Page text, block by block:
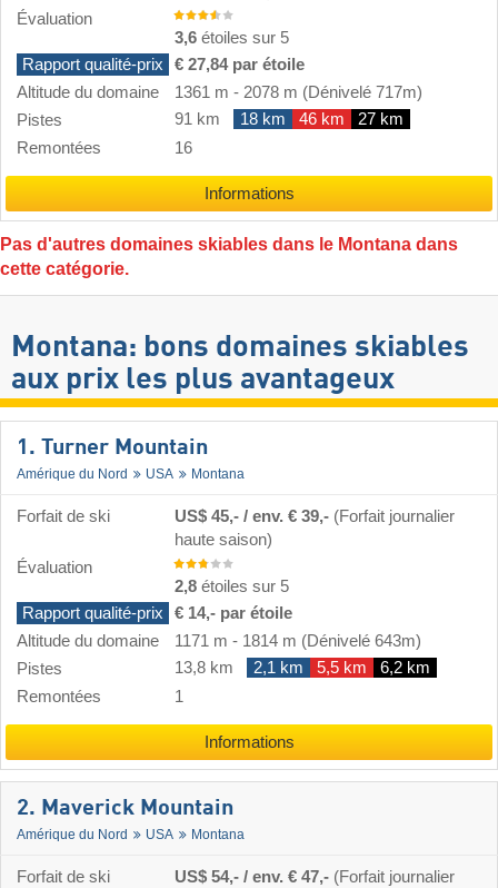
Évaluation
3,6 étoiles sur 5
Rapport qualité-prix
€ 27,84 par étoile
Altitude du domaine
1361 m - 2078 m (Dénivelé 717m)
Pistes
91 km 18 km 46 km
27 km
Remontées
16
Informations
Pas d'autres domaines skiables dans le Montana dans
cette catégorie.
Montana: bons domaines skiables
aux prix les plus avantageux
1. Turner Mountain
Amérique du Nord USA Montana
Forfait de ski US$ 45,- / env. € 39,- (Forfait journalier
haute saison)
Évaluation
2,8 étoiles sur 5
Rapport qualité-prix
€ 14,- par étoile
Altitude du domaine
1171 m - 1814 m (Dénivelé 643m)
Pistes
13,8 km 2,1 km 5,5 km
6,2 km
Remontées
1
Informations
2. Maverick Mountain
Amérique du Nord USA Montana
Forfait de ski US$ 54,- / env. € 47,- (Forfait journalier